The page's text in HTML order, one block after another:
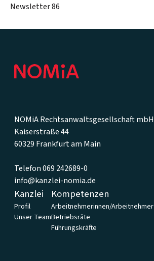
Newsletter 86
NOMiA Rechtsanwaltsgesellschaft mbH
Kaiserstraße 44
60329 Frankfurt am Main
Telefon 069 242689-0
info@kanzlei-nomia.de
Kanzlei
Profil
Unser Team
Kompetenzen
Arbeitnehmerinnen/Arbeitnehmer
Betriebsräte
Führungskräfte